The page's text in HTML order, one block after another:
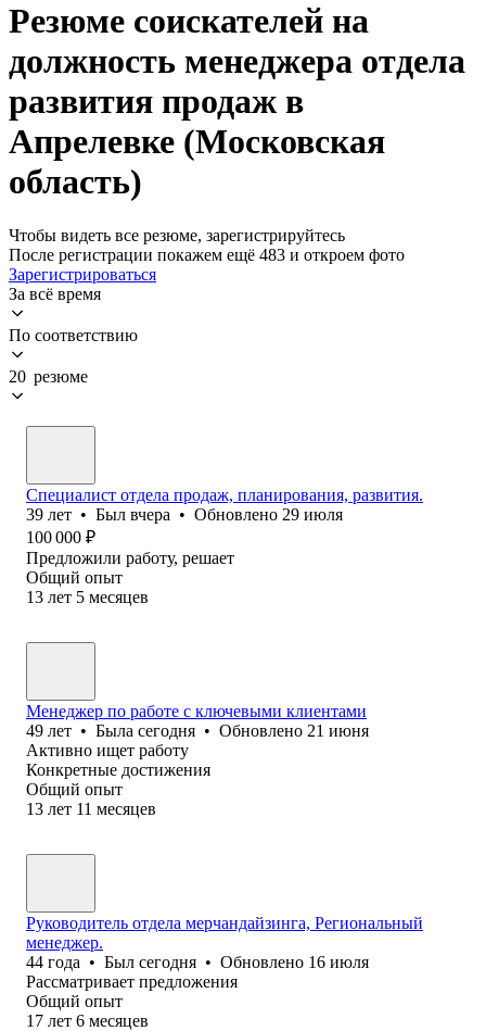
Резюме соискателей на
должность менеджера отдела
развития продаж в
Апрелевке (Московская
область)
Чтобы видеть все резюме, зарегистрируйтесь
После регистрации покажем ещё 483 и откроем фото
Зарегистрироваться
За всё время
По соответствию
20 резюме
Специалист отдела продаж, планирования, развития.
39 лет • Был вчера • Обновлено 29 июля
100 000 ₽
Предложили работу, решает
Общий опыт
13 лет 5 месяцев
Менеджер по работе с ключевыми клиентами
49 лет • Была сегодня • Обновлено 21 июня
Активно ищет работу
Конкретные достижения
Общий опыт
13 лет 11 месяцев
Руководитель отдела мерчандайзинга, Региональный
менеджер.
44 года • Был сегодня • Обновлено 16 июля
Рассматривает предложения
Общий опыт
17 лет 6 месяцев